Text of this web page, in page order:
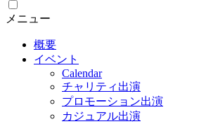
メニュー
概要
イベント
Calendar
チャリティ出演
プロモーション出演
カジュアル出演